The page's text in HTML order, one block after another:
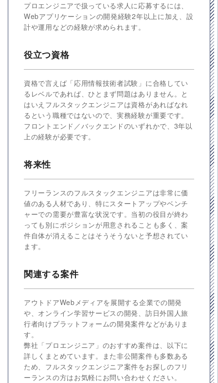
プロエンジニアで扱っている求人に応募するには、
Webアプリケーションの開発経験2年以上に加え、設
計や運用などの経験が求められます。
役立つ資格
資格で言えば「応用情報技術者試験」に合格してい
るレベルであれば、ひとまず問題はありません。と
はいえフルスタックエンジニアは資格があればなれ
るという職種ではないので、実務経験が重要です。
フロントエンド／バックエンドのいずれかで、3年以
上の経験が必要です。
将来性
フリーランスのフルスタックエンジニアは非常に価
値のある人材であり、特にスタートアップやベンチ
ャーでの需要が豊富な状況です。当初の役目が終わ
っても別にポジションが用意されることも多く、案
件自体が消えることはそうそうないと予想されてい
ます。
関連する案件
アウトドアWebメディアを展開する企業での開発
や、オンライン学習サービスの開発、訪日外国人旅
行者向けプラットフォームの開発案件などがありま
す。
弊社「プロエンジニア」のおすすめ案件は、以下に
詳しくまとめています。また非公開案件も多数ある
ため、フルスタックエンジニア案件をお探しのフリ
ーランスの方はお気軽にお問い合わせください。